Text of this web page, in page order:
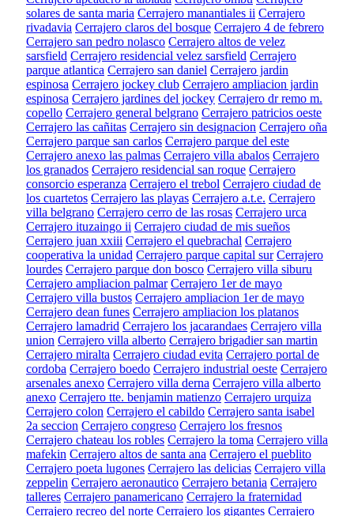
solares de santa maria Cerrajero manantiales ii Cerrajero
rivadavia Cerrajero claros del bosque Cerrajero 4 de febrero
Cerrajero san pedro nolasco Cerrajero altos de velez
sarsfield Cerrajero residencial velez sarsfield Cerrajero
parque atlantica Cerrajero san daniel Cerrajero jardin
espinosa Cerrajero jockey club Cerrajero ampliacion jardin
espinosa Cerrajero jardines del jockey Cerrajero dr remo m.
copello Cerrajero general belgrano Cerrajero patricios oeste
Cerrajero las cañitas Cerrajero sin designacion Cerrajero oña
Cerrajero parque san carlos Cerrajero parque del este
Cerrajero anexo las palmas Cerrajero villa abalos Cerrajero
los granados Cerrajero residencial san roque Cerrajero
consorcio esperanza Cerrajero el trebol Cerrajero ciudad de
los cuartetos Cerrajero las playas Cerrajero a.t.e. Cerrajero
villa belgrano Cerrajero cerro de las rosas Cerrajero urca
Cerrajero ituzaingo ii Cerrajero ciudad de mis sueños
Cerrajero juan xxiii Cerrajero el quebrachal Cerrajero
cooperativa la unidad Cerrajero parque capital sur Cerrajero
lourdes Cerrajero parque don bosco Cerrajero villa siburu
Cerrajero ampliacion palmar Cerrajero 1er de mayo
Cerrajero villa bustos Cerrajero ampliacion 1er de mayo
Cerrajero dean funes Cerrajero ampliacion los platanos
Cerrajero lamadrid Cerrajero los jacarandaes Cerrajero villa
union Cerrajero villa alberto Cerrajero brigadier san martin
Cerrajero miralta Cerrajero ciudad evita Cerrajero portal de
cordoba Cerrajero boedo Cerrajero industrial oeste Cerrajero
arsenales anexo Cerrajero villa derna Cerrajero villa alberto
anexo Cerrajero tte. benjamin matienzo Cerrajero urquiza
Cerrajero colon Cerrajero el cabildo Cerrajero santa isabel
2a seccion Cerrajero congreso Cerrajero los fresnos
Cerrajero chateau los robles Cerrajero la toma Cerrajero villa
mafekin Cerrajero altos de santa ana Cerrajero el pueblito
Cerrajero poeta lugones Cerrajero las delicias Cerrajero villa
zeppelin Cerrajero aeronautico Cerrajero betania Cerrajero
talleres Cerrajero panamericano Cerrajero la fraternidad
Cerrajero recreo del norte Cerrajero los gigantes Cerrajero